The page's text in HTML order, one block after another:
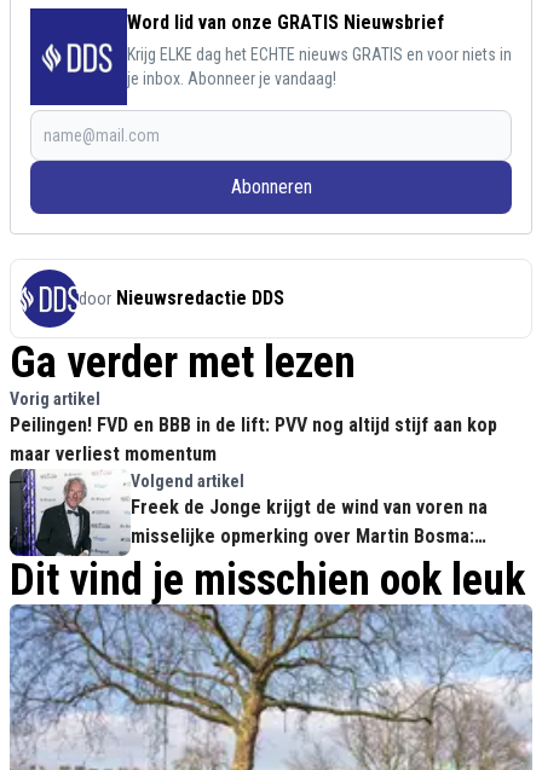
Word lid van onze GRATIS Nieuwsbrief
Krijg ELKE dag het ECHTE nieuws GRATIS en voor niets in
je inbox. Abonneer je vandaag!
Abonneren
door Nieuwsredactie DDS
Ga verder met lezen
Vorig artikel
Peilingen! FVD en BBB in de lift: PVV nog altijd stijf aan kop
maar verliest momentum
Volgend artikel
Freek de Jonge krijgt de wind van voren na
misselijke opmerking over Martin Bosma:
"Kansloze ruziemaker!"
Dit vind je misschien ook leuk